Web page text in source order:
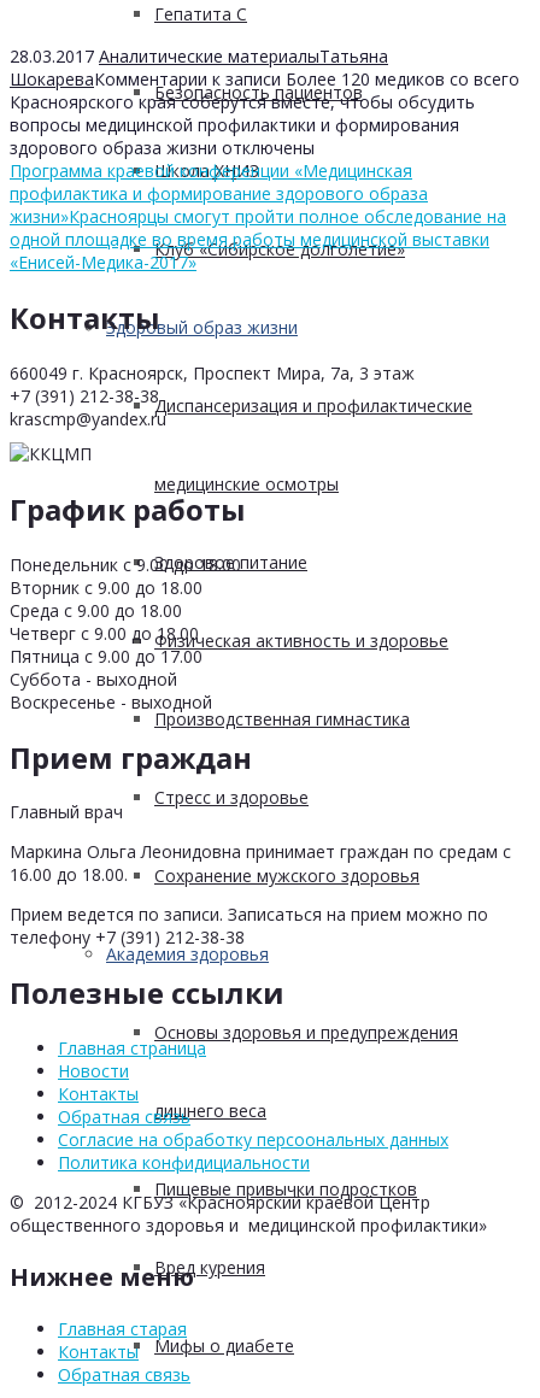
Гепатита С
Безопасность пациентов
Школа ХНИЗ
Клуб «Сибирское долголетие»
Здоровый образ жизни
Диспансеризация и профилактические
медицинские осмотры
Здоровое питание
Физическая активность и здоровье
Производственная гимнастика
Стресс и здоровье
Сохранение мужского здоровья
Академия здоровья
Основы здоровья и предупреждения
лишнего веса
Пищевые привычки подростков
Вред курения
Мифы о диабете
28.03.2017 Аналитические материалыТатьяна
ШокареваКомментарии к записи Более 120 медиков со всего
Красноярского края соберутся вместе, чтобы обсудить
вопросы медицинской профилактики и формирования
здорового образа жизни отключены
Программа краевой конференции «Медицинская
профилактика и формирование здорового образа
жизни»Красноярцы смогут пройти полное обследование на
одной площадке во время работы медицинской выставки
«Енисей-Медика-2017»
Контакты
660049 г. Красноярск, Проспект Мира, 7а, 3 этаж
+7 (391) 212-38-38
krascmp@yandex.ru
График работы
Понедельник с 9.00 до 18.00
Вторник с 9.00 до 18.00
Среда с 9.00 до 18.00
Четверг с 9.00 до 18.00
Пятница с 9.00 до 17.00
Суббота - выходной
Воскресенье - выходной
Прием граждан
Главный врач
Маркина Ольга Леонидовна принимает граждан по средам с
16.00 до 18.00.
Прием ведется по записи. Записаться на прием можно по
телефону +7 (391) 212-38-38
Полезные ссылки
Главная страница
Новости
Контакты
Обратная связь
Согласие на обработку персоональных данных
Политика конфидициальности
© 2012-2024 КГБУЗ «Красноярский краевой Центр
общественного здоровья и медицинской профилактики»
Нижнее меню
Главная старая
Контакты
Обратная связь